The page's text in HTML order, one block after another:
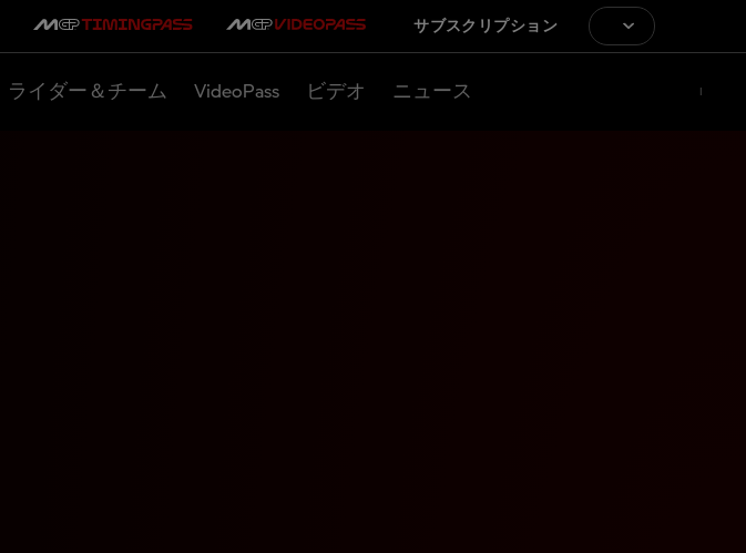
サブスクリプション
ライダー＆チーム VideoPass ビデオ ニュース